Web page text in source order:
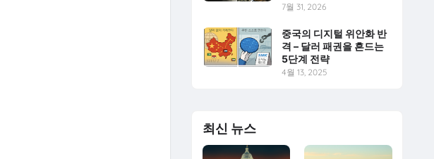
7월 31, 2026
중국의 디지털 위안화 반
격 – 달러 패권을 흔드는
5단계 전략
4월 13, 2025
최신 뉴스